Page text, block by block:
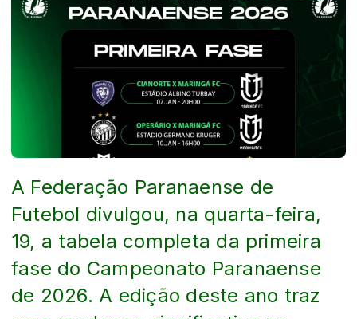
A Federação Paranaense de
Futebol divulgou, na quarta-feira,
19, a tabela completa da primeira
fase do Campeonato Paranaense
de 2026. A edição deste ano traz